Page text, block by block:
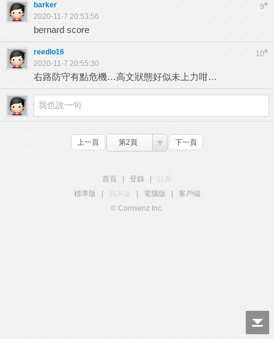
9#
barker
2020-11-7 20:53:56
bernard score
10#
reedlo16
2020-11-7 20:55:30
右路防守有點危機…高文狀態好似未上力咁…
上一頁 第2頁 下一頁
首頁 登錄
標準版
觸屏版 電腦版
客戶端
© Comsenz Inc.